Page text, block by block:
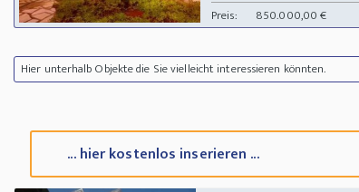
Preis:
850.000,00 €
Hier unterhalb Objekte die Sie vielleicht interessieren könnten.
... hier kostenlos inserieren ...